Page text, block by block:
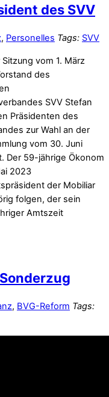
des SVV
, Personelles Tags: SVV
vom 1. März
des
SVV Stefan
Präsidenten des
zur Wahl an der
vom 30. Juni
Der 59-jährige Ökonom
2023
der Mobiliar
folgen, der sein
Amtszeit
, BVG-Reform Tags: